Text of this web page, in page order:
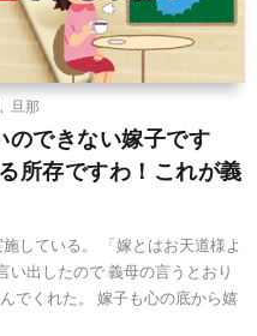
旦那
のできない嫁子です
所存ですわ！これが義
している。 「嫁とはお天道様よ
い出したので 義母の言うとおり
でくれた。 嫁子も心の底から嬉